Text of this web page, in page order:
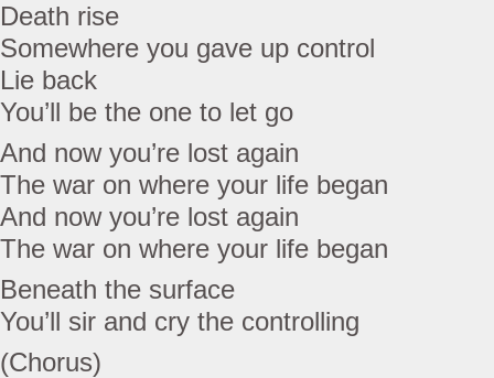
Death rise
Somewhere you gave up control
Lie back
You’ll be the one to let go
And now you’re lost again
The war on where your life began
And now you’re lost again
The war on where your life began
Beneath the surface
You’ll sir and cry the controlling
(Chorus)